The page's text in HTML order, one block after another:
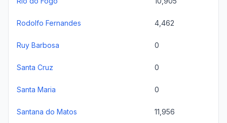
Rodolfo Fernandes 4,462
Ruy Barbosa 0
Santa Cruz 0
Santa Maria 0
Santana do Matos 11,956